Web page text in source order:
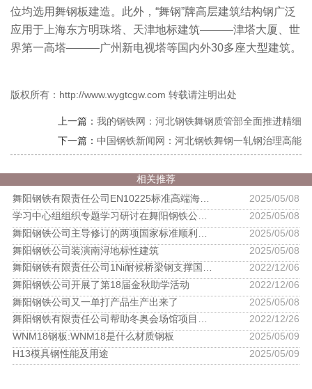
位均选用舞钢板建造。此外，“舞钢”牌高层建筑结构钢广泛
应用于上海东方明珠塔、天津地标建筑———津塔大厦、世
界第一高塔———广州新电视塔等国内外30多座大型建筑。
版权所有：http://www.wygtcgw.com 转载请注明出处
上一篇： 我的钢铁网：河北钢铁舞钢质管部全面推进精细
下一篇： 中国钢铁新闻网：河北钢铁舞钢一轧钢治理高能
相关推荐
舞阳钢铁有限责任公司EN10225标准高端海洋结构钢通过德国莱茵TUV认证
2025/05/08
2025/05/08
2025/05/08
舞阳钢铁公司装演南浔地标性建筑
2025/05/08
2022/12/06
舞阳钢铁公司开展了第18届金秋助学活动
2022/12/06
舞阳钢铁公司又一单打产品生产出来了
2025/05/08
2022/12/26
WNM18钢板:WNM18是什么材质钢板
2025/05/09
H13模具钢性能及用途
2025/05/09